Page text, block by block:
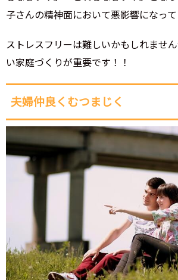
子さんの精神面において悪影響になって
ストレスフリーは難しいかもしれませ
い家庭づくりが重要です！！
夫婦仲良くむつまじく